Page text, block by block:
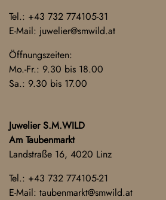
Tel.: +43 732 774105-31
E-Mail: juwelier@smwild.at
Öffnungszeiten:
Mo.-Fr.: 9.30 bis 18.00
Sa.: 9.30 bis 17.00
Juwelier S.M.WILD
Am Taubenmarkt
Landstraße 16, 4020 Linz
Tel.: +43 732 774105-21
E-Mail: taubenmarkt@smwild.at